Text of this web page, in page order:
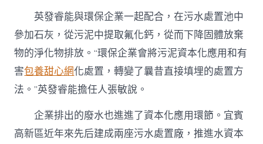
英發睿能與環保企業一起配合，在污水處置池中
參加石灰，從污泥中提取氟化鈣，從而下降固體放棄
物的淨化物排放。“環保企業會將污泥資本化應用和有
害包養甜心網化處置，轉變了曩昔直接填埋的處置方
法。”英發睿能擔任人張敏說。
企業排出的廢水也進進了資本化應用環節。宜賓
高新區近年來先后建成兩座污水處置廠，推進水資本